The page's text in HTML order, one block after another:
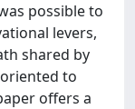
possible to
levers,
shared by
to
offers a